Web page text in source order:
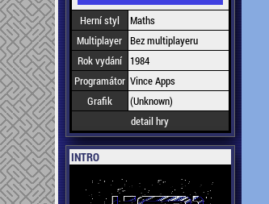
Herní styl
Maths
Multiplayer Bez multiplayeru
Rok vydání
1984
Programátor Vince Apps
Grafik
(Unknown)
detail hry
INTRO